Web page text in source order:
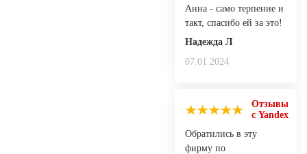
Анна - само терпение и
такт, спасибо ей за это!
Надежда Л
07.01.2024
Отзывы
с Yandex
Обратились в эту
фирму по